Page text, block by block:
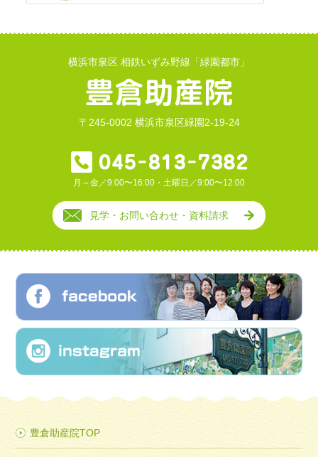
横浜市泉区 相鉄いずみ野線「緑園都市」
〒245-0002 横浜市泉区緑園2-19-24
月～金／9:00〜16:00・土曜日／9:00〜12:00
見学・お問い合わせ・資料請求
豊倉助産院TOP